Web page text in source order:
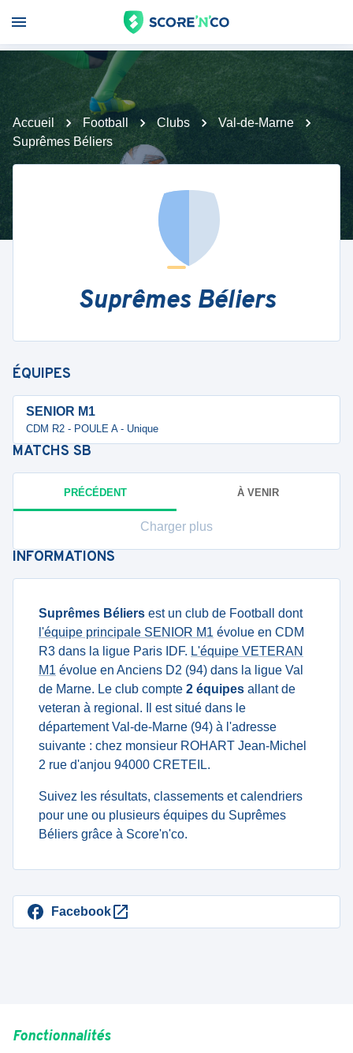
Accueil Football Clubs
Val-de-Marne
Suprêmes Béliers
Suprêmes Béliers
ÉQUIPES
SENIOR M1
CDM R2 - POULE A - Unique
MATCHS SB
PRÉCÉDENT À VENIR
Charger plus
INFORMATIONS
Suprêmes Béliers est un club de Football dont
l'équipe principale SENIOR M1 évolue en CDM
R3 dans la ligue Paris IDF. L'équipe VETERAN
M1 évolue en Anciens D2 (94) dans la ligue Val
de Marne. Le club compte 2 équipes allant de
veteran à regional. Il est situé dans le
département Val-de-Marne (94) à l'adresse
suivante : chez monsieur ROHART Jean-Michel
2 rue d'anjou 94000 CRETEIL.
Suivez les résultats, classements et calendriers
pour une ou plusieurs équipes du Suprêmes
Béliers grâce à Score'n'co.
Facebook
Fonctionnalités